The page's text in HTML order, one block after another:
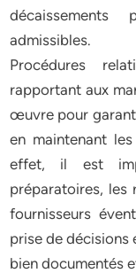
admissibles.
Procédures
rapportant aux
œuvre pour
en maintenant
effet, il est
préparatoires, les
fournisseurs
prise de décisions
bien documentés